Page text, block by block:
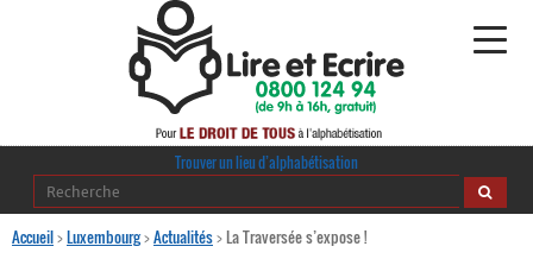
Alphabétisation
Trouver un lieu d’alphabétisation
Accueil>Luxembourg>Actualités>La Traversée s’expose !